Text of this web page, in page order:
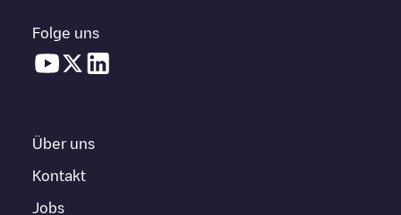
Folge uns
Über uns
Kontakt
Jobs